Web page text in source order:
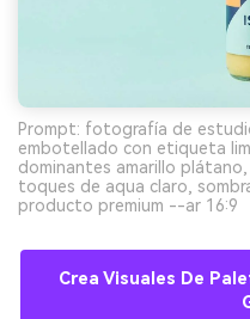
Prompt: fotografía de
embotellado con etiqueta
dominantes amarillo
toques de aqua claro,
producto premium --ar 16:9
Crea Visuales De